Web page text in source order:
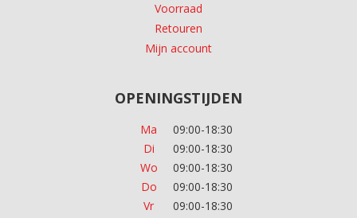
Voorraad
Retouren
Mijn account
OPENINGSTIJDEN
Ma
09:00-18:30
Di
09:00-18:30
Wo
09:00-18:30
Do
09:00-18:30
Vr
09:00-18:30